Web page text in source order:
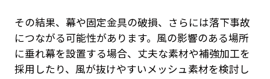
その結果、幕や固定金具の破損、さらには落下事故
につながる可能性があります。風の影響のある場所
に垂れ幕を設置する場合、丈夫な素材や補強加工を
採用したり、風が抜けやすいメッシュ素材を検討し